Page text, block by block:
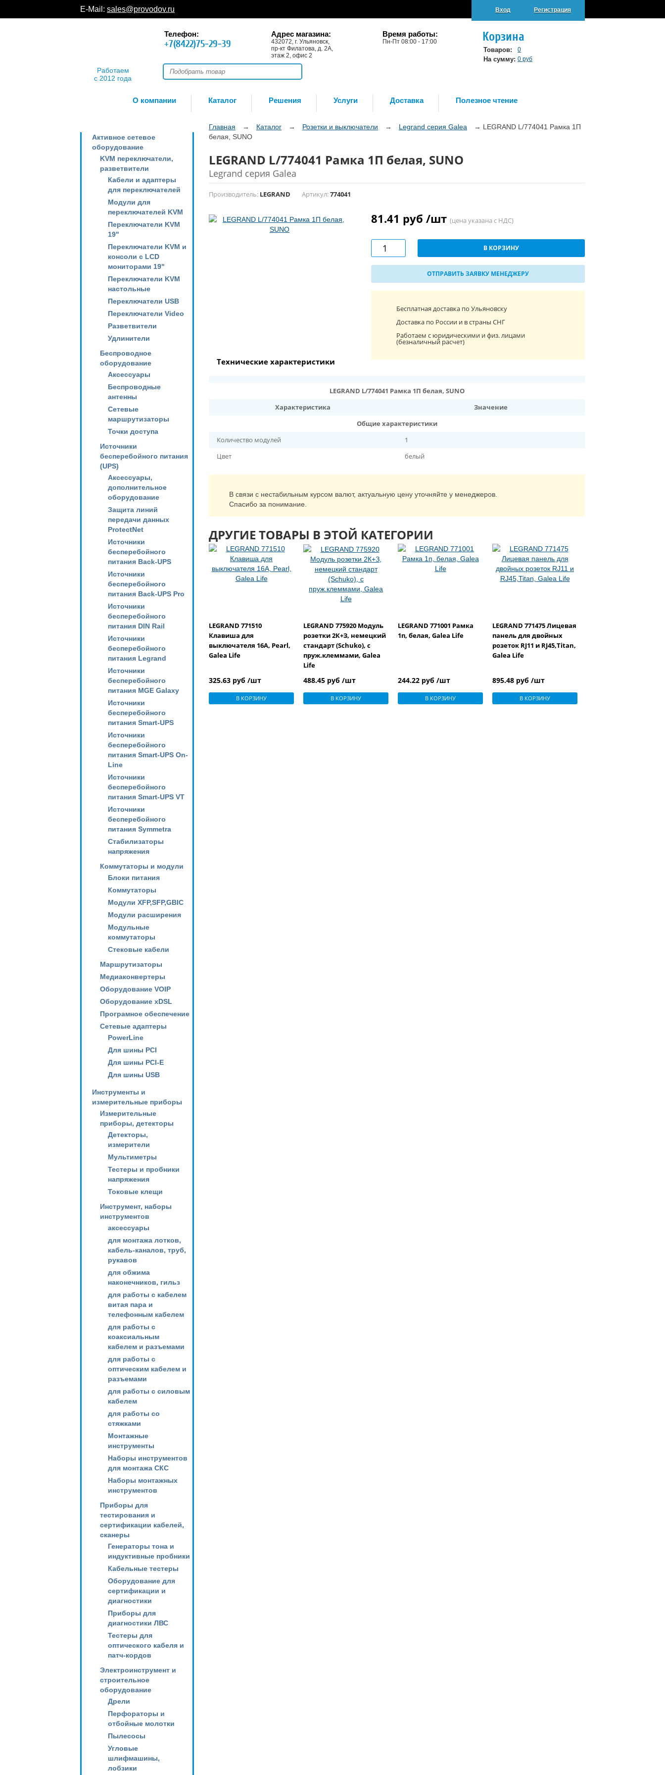
E-Mail: sales@provodov.ru Вход Регистрация
Работаем
с 2012 года
Телефон:
+7(8422)75-29-39
Адрес магазина:
432072, г. Ульяновск,
пр-кт Филатова, д. 2А,
этаж 2, офис 2
Время работы:
Пн-Пт 08:00 - 17:00 Корзина
Товаров: 0
На сумму: 0 руб
О компании Каталог Решения Услуги Доставка Полезное чтение
Активное сетевое
оборудование
KVM переключатели,
разветвители
Кабели и адаптеры
для переключателей
Модули для
переключателей KVM
Переключатели KVM
19"
Переключатели KVM и
консоли с LCD
мониторами 19"
Переключатели KVM
настольные
Переключатели USB
Переключатели Video
Разветвители
Удлинители
Беспроводное
оборудование
Аксессуары
Беспроводные
антенны
Сетевые
маршрутизаторы
Точки доступа
Источники
бесперебойного питания
(UPS)
Аксессуары,
дополнительное
оборудование
Защита линий
передачи данных
ProtectNet
Источники
бесперебойного
питания Back-UPS
Источники
бесперебойного
питания Back-UPS Pro
Источники
бесперебойного
питания DIN Rail
Источники
бесперебойного
питания Legrand
Источники
бесперебойного
питания MGE Galaxy
Источники
бесперебойного
питания Smart-UPS
Источники
бесперебойного
питания Smart-UPS On-
Line
Источники
бесперебойного
питания Smart-UPS VT
Источники
бесперебойного
питания Symmetra
Стабилизаторы
напряжения
Коммутаторы и модули
Блоки питания
Коммутаторы
Модули XFP,SFP,GBIC
Модули расширения
Модульные
коммутаторы
Стековые кабели
Маршрутизаторы
Медиаконвертеры
Оборудование VOIP
Оборудование xDSL
Програмное обеспечение
Сетевые адаптеры
PowerLine
Для шины PCI
Для шины PCI-E
Для шины USB
Инструменты и
измерительные приборы
Измерительные
приборы, детекторы
Детекторы,
измерители
Мультиметры
Тестеры и пробники
напряжения
Токовые клещи
Инструмент, наборы
инструментов
аксессуары
для монтажа лотков,
кабель-каналов, труб,
рукавов
для обжима
наконечников, гильз
для работы с кабелем
витая пара и
телефонным кабелем
для работы с
коаксиальным
кабелем и разъемами
для работы с
оптическим кабелем и
разъемами
для работы с силовым
кабелем
для работы со
стяжками
Монтажные
инструменты
Наборы инструментов
для монтажа СКС
Наборы монтажных
инструментов
Приборы для
тестирования и
сертификации кабелей,
сканеры
Генераторы тона и
индуктивные пробники
Кабельные тестеры
Оборудование для
сертификации и
диагностики
Приборы для
диагностики ЛВС
Тестеры для
оптического кабеля и
патч-кордов
Электроинструмент и
строительное
оборудование
Дрели
Перфораторы и
отбойные молотки
Пылесосы
Угловые
шлифмашины,
лобзики
Главная → Каталог → Розетки и выключатели → Legrand серия Galea → LEGRAND L/774041 Рамка 1П
белая, SUNO
LEGRAND L/774041 Рамка 1П белая, SUNO
Legrand серия Galea
Производитель: LEGRAND Артикул:774041
81.41 руб /шт (цена указана с НДС)
В КОРЗИНУ
ОТПРАВИТЬ ЗАЯВКУ МЕНЕДЖЕРУ
Бесплатная доставка по Ульяновску
Доставка по России и в страны СНГ
Работаем с юридическими и физ. лицами
(безналичный расчет)
Технические характеристики
LEGRAND L/774041 Рамка 1П белая, SUNO
Характеристика
Значение
Общие характеристики
Количество модулей
1
Цвет
белый
В связи с нестабильным курсом валют, актуальную цену уточняйте у менеджеров.
Спасибо за понимание.
ДРУГИЕ ТОВАРЫ В ЭТОЙ КАТЕГОРИИ
LEGRAND 771510
Клавиша для
выключателя 16А, Pearl,
Galea Life
325.63 руб /шт
В КОРЗИНУ
LEGRAND 775920 Модуль
розетки 2К+З, немецкий
стандарт (Schuko), с
пруж.клеммами, Galea
Life
488.45 руб /шт
В КОРЗИНУ
LEGRAND 771001 Рамка
1п, белая, Galea Life
244.22 руб /шт
В КОРЗИНУ
LEGRAND 771475 Лицевая
панель для двойных
розеток RJ11 и RJ45,Titan,
Galea Life
895.48 руб /шт
В КОРЗИНУ